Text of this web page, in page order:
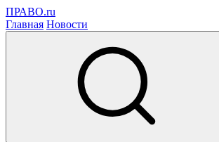
ПРАВО.ru
Главная Новости